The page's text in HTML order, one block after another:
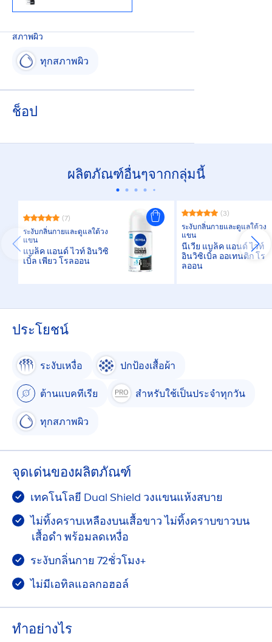
สภาพผิว
ทุกสภาพผิว
ช็อป
ผลิตภัณฑ์อื่นๆจากกลุ่มนี้
(7)
ระงับกลิ่นกายและดูแลใต้วง
แขน
แบล็ค แอนด์ ไวท์ อินวิซิ
เบิ้ล เพียว โรลออน
(3)
ระงับกลิ่นกายและดูแลใต้วง
แขน
นีเวีย แบล็ค แอนด์ ไวท์
อินวิซิเบิ้ล ออเทนติก โร
ลออน
ประโยชน์
ระงับเหงื่อ ปกป้องเสื้อผ้า
ต้านแบคทีเรีย สำหรับใช้เป็นประจำทุกวัน
ทุกสภาพผิว
จุดเด่นของผลิตภัณฑ์
เทคโนโลยี Dual Shield วงแขนแห้งสบาย
ไม่ทิ้งคราบเหลืองบนเสื้อขาว ไม่ทิ้งคราบขาวบน
เสื้อดำ พร้อมลดเหงื่อ
ระงับกลิ่นกาย 72ชั่วโมง+
ไม่มีเอทิลแอลกอฮอล์
ทําอย่างไร